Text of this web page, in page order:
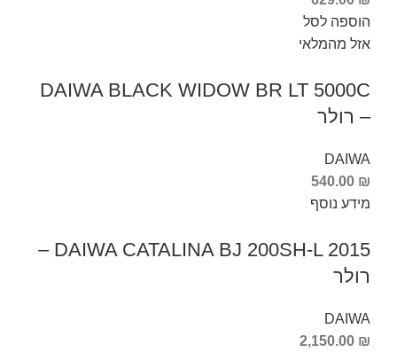
הוספה לסל
אזל מהמלאי
DAIWA BLACK WIDOW BR LT 5000C
– רולר
DAIWA
540.00 ₪
מידע נוסף
DAIWA CATALINA BJ 200SH-L 2015 –
רולר
DAIWA
2,150.00 ₪